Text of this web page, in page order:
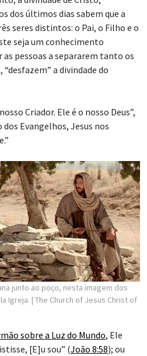
dos últimos dias sabem que a
seres distintos: o Pai, o Filho e o
seja um conhecimento
pessoas a separarem tanto os
a divindade do
Criador. Ele é o nosso Deus”,
dos Evangelhos, Jesus nos
junto ao poço, nesta imagem dos
Igreja. | The Church of Jesus Christ of
sobre a Luz do Mundo, Ele
[E]u sou” (João 8:58); ou